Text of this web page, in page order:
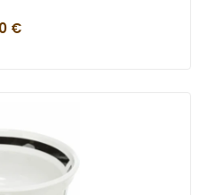
€